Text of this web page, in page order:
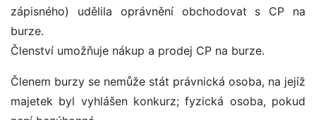
zápisného) udělila oprávnění obchodovat s CP na
burze.
Členství umožňuje nákup a prodej CP na burze.
Členem burzy se nemůže stát právnická osoba, na jejíž
majetek byl vyhlášen konkurz; fyzická osoba, pokud